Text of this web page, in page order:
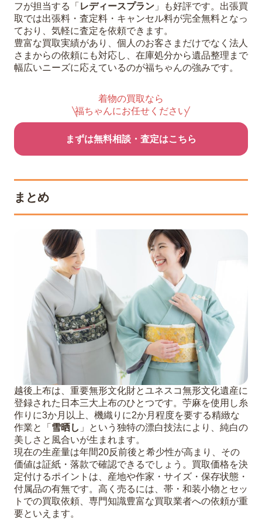
フが担当する「 レディースプラン 」も好評です。出張買
取では出張料・査定料・キャンセル料が完全無料となっ
ており、気軽に査定を依頼できます。
豊富な買取実績があり、個人のお客さまだけでなく法人
さまからの依頼にも対応し、在庫処分から遺品整理まで
幅広いニーズに応えているのが福ちゃんの強みです。
着物の買取なら
福ちゃんにお任せください
まずは無料相談・査定はこちら
まとめ
越後上布は、重要無形文化財とユネスコ無形文化遺産に
登録された日本三大上布のひとつです。苧麻を使用し糸
作りに3か月以上、機織りに2か月程度を要する精緻な
作業と「 雪晒し 」という独特の漂白技法により、純白の
美しさと風合いが生まれます。
現在の生産量は年間20反前後と希少性が高まり、その
価値は証紙・落款で確認できるでしょう。買取価格を決
定付けるポイントは、産地や作家・サイズ・保存状態・
付属品の有無です。高く売るには、帯・和装小物とセッ
トでの買取依頼、専門知識豊富な買取業者への依頼が重
要といえます。